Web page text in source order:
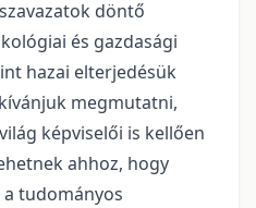
döntő
és gazdasági
hazai elterjedésük
megmutatni,
képviselői is kellően
ahhoz, hogy
tudományos